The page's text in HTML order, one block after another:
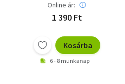
Online ár:
1 390 Ft
Kosárba
6 - 8 munkanap